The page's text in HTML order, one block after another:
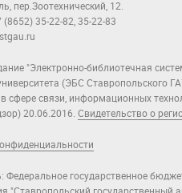
пер.Зоотехнический, 12.
(8652) 35-22-82, 35-22-83
"Электронно-библиотечная
(ЭБС Ставропольского
сфере связи, информационных
20.06.2016. Свидетельство о
Федеральное государственное